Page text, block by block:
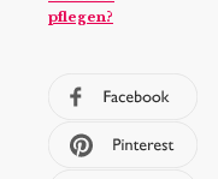
pflegen?